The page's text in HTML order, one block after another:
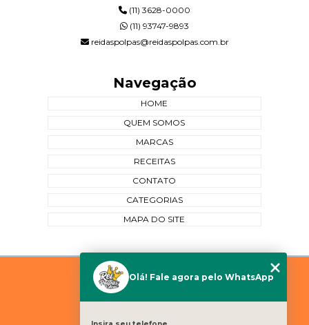
(11) 3628-0000
(11) 93747-9893
reidaspolpas@reidaspolpas.com.br
Navegação
HOME
QUEM SOMOS
MARCAS
RECEITAS
CONTATO
CATEGORIAS
MAPA DO SITE
Copyright © Rei das Polpas. (Lei 9610 de 19/02/1998)
Olá! Fale agora pelo WhatsApp